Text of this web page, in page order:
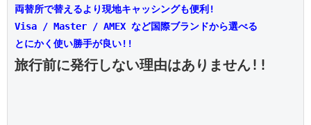
両替所で替えるより現地キャッシングも便利!
Visa / Master / AMEX など国際ブランドから選べる
とにかく使い勝手が良い!!
旅行前に発行しない理由はありません!!